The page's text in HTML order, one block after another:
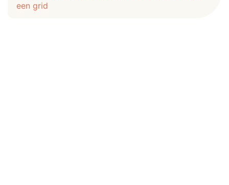
een grid